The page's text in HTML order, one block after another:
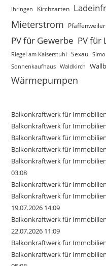
Ihringen Kirchzarten
Mieterstrom Pfaffenweiler
PV für Gewerbe PV für
Riegel am Kaiserstuhl Sexau
Sonnenkaufhaus Waldkirch
Wärmepumpen
Balkonkraftwerk für
Balkonkraftwerk für
Balkonkraftwerk für
Balkonkraftwerk für
Balkonkraftwerk für
03:08
Balkonkraftwerk für
Balkonkraftwerk für
19.07.2026 14:09
Balkonkraftwerk für
22.07.2026 11:09
Balkonkraftwerk für
Balkonkraftwerk für